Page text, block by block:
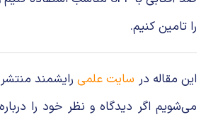
را تامین کنیم.
این مقاله در سایت علمیرایشمند
می‌شویم اگر دیدگاه و نظر خود را